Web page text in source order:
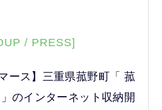
/ PRESS]
ース】三重県菰野町「 菰
のインターネット収納開